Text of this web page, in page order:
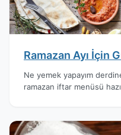
Ramazan Ayı İçin
Ne yemek yapayım
ramazan iftar menüsü